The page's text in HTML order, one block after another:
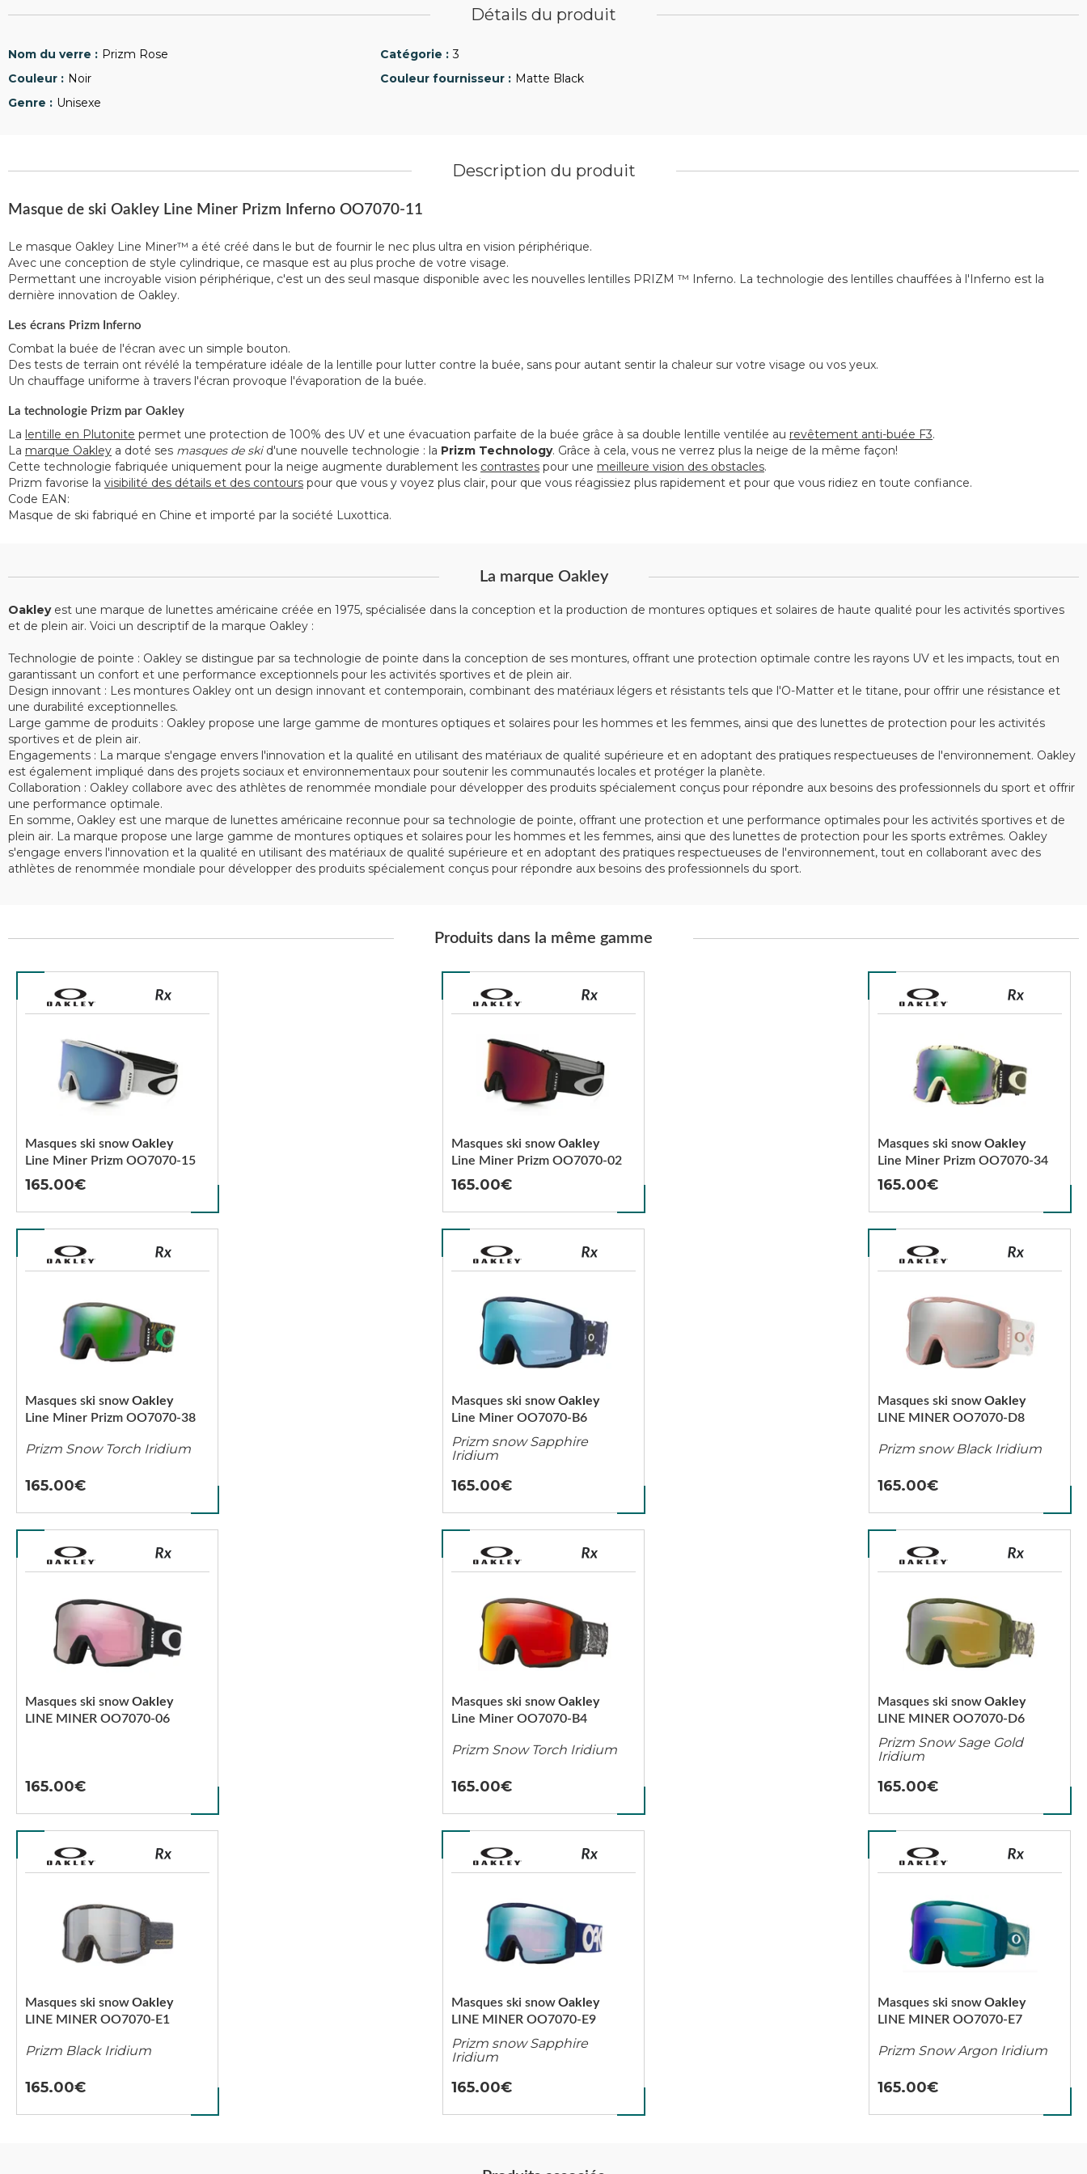
Détails du produit
Prizm Rose
3
Noir
Matte Black
Unisexe
Description du produit
Masque de ski Oakley Line Miner Prizm Inferno OO7070-11
Le masque Oakley Line Miner™ a été créé dans le but de fournir le nec plus ultra en vision périphérique.
Avec une conception de style cylindrique, ce masque est au plus proche de votre visage.
Permettant une incroyable vision périphérique, c'est un des seul masque disponible avec les nouvelles lentilles PRIZM ™ Inferno. La technologie des lentilles chauffées à l'Inferno est la
dernière innovation de Oakley.
Les écrans Prizm Inferno
Combat la buée de l'écran avec un simple bouton.
Des tests de terrain ont révélé la température idéale de la lentille pour lutter contre la buée, sans pour autant sentir la chaleur sur votre visage ou vos yeux.
Un chauffage uniforme à travers l'écran provoque l'évaporation de la buée.
La technologie Prizm par Oakley
La lentille en Plutonite permet une protection de 100% des UV et une évacuation parfaite de la buée grâce à sa double lentille ventilée au revêtement anti-buée F3.
La marque Oakley a doté ses masques de skid'une nouvelle technologie : la Prizm Technology. Grâce à cela, vous ne verrez plus la neige de la même façon!
Cette technologie fabriquée uniquement pour la neige augmente durablement les contrastes pour une meilleure vision des obstacles.
Prizm favorise la visibilité des détails et des contours pour que vous y voyez plus clair, pour que vous réagissiez plus rapidement et pour que vous ridiez en toute confiance.
Code EAN:
Masque de ski fabriqué en Chine et importé par la société Luxottica.
La marque Oakley
Oakleyest une marque de lunettes américaine créée en 1975, spécialisée dans la conception et la production de montures optiques et solaires de haute qualité pour les activités sportives
et de plein air. Voici un descriptif de la marque Oakley :
Technologie de pointe : Oakley se distingue par sa technologie de pointe dans la conception de ses montures, offrant une protection optimale contre les rayons UV et les impacts, tout en
garantissant un confort et une performance exceptionnels pour les activités sportives et de plein air.
Design innovant : Les montures Oakley ont un design innovant et contemporain, combinant des matériaux légers et résistants tels que l'O-Matter et le titane, pour offrir une résistance et
une durabilité exceptionnelles.
Large gamme de produits : Oakley propose une large gamme de montures optiques et solaires pour les hommes et les femmes, ainsi que des lunettes de protection pour les activités
sportives et de plein air.
Engagements : La marque s'engage envers l'innovation et la qualité en utilisant des matériaux de qualité supérieure et en adoptant des pratiques respectueuses de l'environnement. Oakley
est également impliqué dans des projets sociaux et environnementaux pour soutenir les communautés locales et protéger la planète.
Collaboration : Oakley collabore avec des athlètes de renommée mondiale pour développer des produits spécialement conçus pour répondre aux besoins des professionnels du sport et offrir
une performance optimale.
En somme, Oakley est une marque de lunettes américaine reconnue pour sa technologie de pointe, offrant une protection et une performance optimales pour les activités sportives et de
plein air. La marque propose une large gamme de montures optiques et solaires pour les hommes et les femmes, ainsi que des lunettes de protection pour les sports extrêmes. Oakley
s'engage envers l'innovation et la qualité en utilisant des matériaux de qualité supérieure et en adoptant des pratiques respectueuses de l'environnement, tout en collaborant avec des
athlètes de renommée mondiale pour développer des produits spécialement conçus pour répondre aux besoins des professionnels du sport.
Produits dans la même gamme
Line Miner Prizm OO7070-15
Masques ski snowOakley
165.00
Line Miner Prizm OO7070-02
Masques ski snowOakley
165.00
Line Miner Prizm OO7070-34
Masques ski snowOakley
165.00
Line Miner Prizm OO7070-38
Masques ski snowOakley
Prizm Snow Torch Iridium
165.00
Line Miner OO7070-B6
Masques ski snowOakley
Prizm snow Sapphire
Iridium
165.00
LINE MINER OO7070-D8
Masques ski snowOakley
Prizm snow Black Iridium
165.00
LINE MINER OO7070-06
Masques ski snowOakley
165.00
Line Miner OO7070-B4
Masques ski snowOakley
Prizm Snow Torch Iridium
165.00
LINE MINER OO7070-D6
Masques ski snowOakley
Prizm Snow Sage Gold
Iridium
165.00
LINE MINER OO7070-E1
Masques ski snowOakley
Prizm Black Iridium
165.00
LINE MINER OO7070-E9
Masques ski snowOakley
Prizm snow Sapphire
Iridium
165.00
LINE MINER OO7070-E7
Masques ski snowOakley
Prizm Snow Argon Iridium
165.00